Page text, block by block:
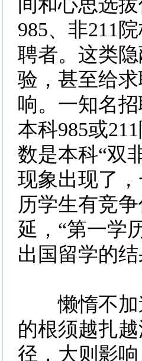
间和心思选
985、非211
聘者。这类
验，甚至给
响。一知名
本科985或
数是本科“双
现象出现了
历学生有竞
延，“第一学
出国留学的结
懒惰不加
的根须越扎
径，大则影